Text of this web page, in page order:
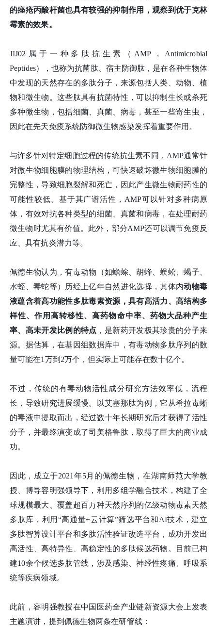
的痤疮丙酸杆菌也具有较强的抑制作用，观察到优于克林
霉素的效果。
JIJ02属于一种多肽抗生素（AMP，Antimicrobial
Peptides），也称为抗菌肽、宿主防御肽，是在各种生物体
中发现的天然存在的多肽分子，来源包括人类、动物、植
物和微生物。这些肽具有抗菌特性，可以抑制生长或杀死
多种微生物，包括细菌、真菌、病毒，甚至一些寄生虫，
因此在先天免疫系统防御微生物感染发挥着重要作用。
与许多针对特定细胞过程的传统抗生素不同，AMP通常针
对微生物细胞膜的物理结构，可快速破坏微生物细胞膜的
完整性，导致细胞裂解和死亡，因此产生微生物耐药性的
可能性较低。基于其广谱活性，AMP可以针对多种病原
体，有效对抗各种类型的细菌、真菌和病毒，在处理耐药
微生物时尤其有价值。此外，部分AMP还可以调节免疫反
应、具有抗炎潜力等。
佩德生物认为，有毒动物（如蟾蜍、胡蜂、蜈蚣、蝎子、
水蛭、毒蛇等）历经上亿年自然进化选择，其体内动物毒
液蕴含着高功能性多肽毒素资源，具有高活力、高结构多
样性、作用高转移性、高药物命中率、药物大品种产生
率、高未开发比例的特点 ，是新药开发极其珍贵的分子来
源。据估算，在基因组数据库中，有毒动物多肽序列的数
量可能在1万到2万个，但实际上可能存在数十亿个。
不过，传统的有毒动物活性成分研究方法效率低，流程
长，导致研究进展缓慢。以艾塞那肽为例，它从希拉毒蜥
的毒液中提取而出，经过数十年长期研究后才获得了活性
分子，并最终演变成了司美格鲁肽，取得了巨大的商业成
功。
因此，成立于2021年5月的佩德生物，在湖南师范大学教
授、博导容明强领导下，利用多组学融合技术，构建了全
球规模最大、覆盖超百万种天然序列的亿级动物毒素天然
多肽库，利用“高通量+云计算”筛选平台和AI技术，建立
多肽智算设计平台和多肽活性验证改造平台，成功开发出
高活性、高特异性、高稳定性的多肽候选药物。目前已构
建10余个候选多肽管线，涉及感染、神经性疼痛、呼吸系
统等疾病领域。
此前，容明强教授在中国医药全产业链新资源大会上发表
主题演讲，提到佩德生物两条在研管线：